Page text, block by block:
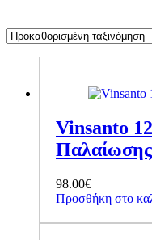
Vinsanto
98.00€
Προσθήκη στο